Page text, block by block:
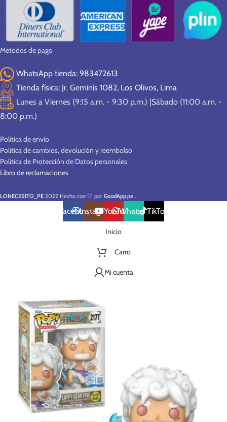
Metodos de pago
WhatsApp tienda: 983472613
Tienda física: Jr. Geminis 1082, Los Olivos, Lima
Lunes a Viernes (9:15 a.m. - 9:30 p.m.) |Sábado (11:00 a.m. -
8:00 p.m.)
Política de envío
Política de cambios, devolución y reembolso
Política de Protección de Datos personales
Libro de reclamaciones
LONECESITO_PE 2022 Hecho con 🤍 por GoodApp.pe .
FacebookInstagramYouTubeWhatsAppTikTok
Inicio
Carro
Mi cuenta